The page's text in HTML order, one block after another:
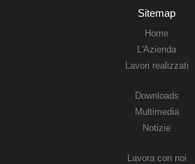
Sitemap
Home
L'Azienda
Lavori realizzati
Downloads
Multimedia
Notizie
Lavora con noi